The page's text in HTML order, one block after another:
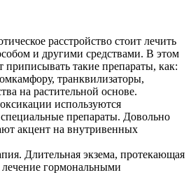
расстройство стоит лечить
и другими средствами. В этом
приписывать такие препараты, как:
транквилизаторы,
на растительной основе.
используются
препараты. Довольно
акцент на внутривенных
Длительная экзема, протекающая
лечение гормональными